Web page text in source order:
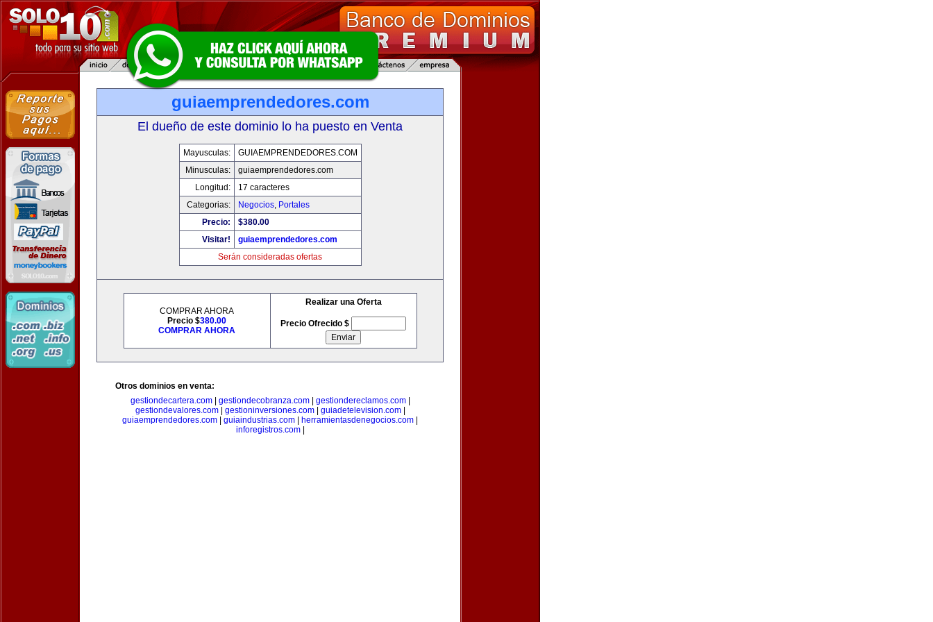
guiaemprendedores.com
El dueño de este dominio lo ha puesto en Venta
Mayusculas:
GUIAEMPRENDEDORES.COM
Minusculas:
guiaemprendedores.com
Longitud:
17 caracteres
Categorias:
Negocios, Portales
Precio:
$380.00
Visitar!
guiaemprendedores.com
Serán consideradas ofertas
COMPRAR AHORA
Precio $380.00
COMPRAR AHORA
Realizar una Oferta
Precio Ofrecido $
Otros dominios en venta:
gestiondecartera.com| gestiondecobranza.com| gestiondereclamos.com|
gestiondevalores.com| gestioninversiones.com| guiadetelevision.com|
guiaemprendedores.com
guiaindustrias.com herramientasdenegocios.com
inforegistros.com|